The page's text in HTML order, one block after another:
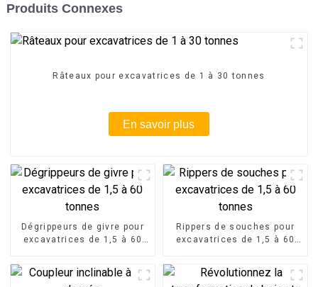
Produits Connexes
Râteaux pour excavatrices de 1 à 30 tonnes
En savoir plus
Dégrippeurs de givre pour
excavatrices de 1,5 à 60
Rippers de souches pour
excavatrices de 1,5 à 60